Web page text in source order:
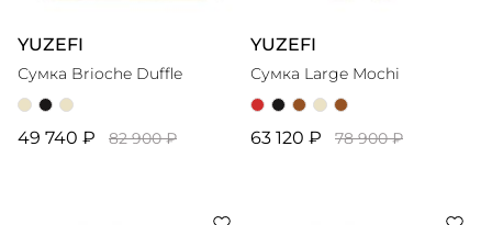
YUZEFI
Сумка Brioche Duffle
49 740 ₽ 82 900 ₽
YUZEFI
Сумка Large Mochi
63 120 ₽ 78 900 ₽